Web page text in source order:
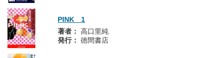
PINK 1
著者： 高口里純
発行： 徳間書店